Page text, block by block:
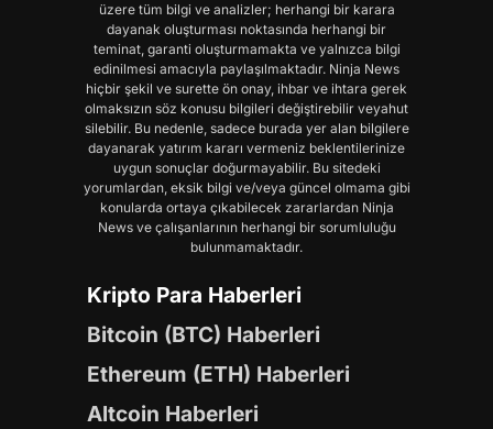
üzere tüm bilgi ve analizler; herhangi bir karara
dayanak oluşturması noktasında herhangi bir
teminat, garanti oluşturmamakta ve yalnızca bilgi
edinilmesi amacıyla paylaşılmaktadır. Ninja News
hiçbir şekil ve surette ön onay, ihbar ve ihtara gerek
olmaksızın söz konusu bilgileri değiştirebilir veyahut
silebilir. Bu nedenle, sadece burada yer alan bilgilere
dayanarak yatırım kararı vermeniz beklentilerinize
uygun sonuçlar doğurmayabilir. Bu sitedeki
yorumlardan, eksik bilgi ve/veya güncel olmama gibi
konularda ortaya çıkabilecek zararlardan Ninja
News ve çalışanlarının herhangi bir sorumluluğu
bulunmamaktadır.
Kripto Para Haberleri
Bitcoin (BTC) Haberleri
Ethereum (ETH) Haberleri
Altcoin Haberleri